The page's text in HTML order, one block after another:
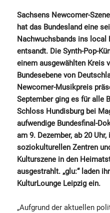
Sachsens Newcomer-
hat das Bundesland eine
Nachwuchsbands ins local
entsandt. Die Synth-Pop-
einem ausgewählten Kreis
Bundesebene von
Newcomer-Musikpreis
September ging es für alle
Schloss Hundisburg bei
aufwendige Bundesfinal-
am 9. Dezember, ab 20
soziokulturellen Zentren
Kulturszene in den
ausgestrahlt. „glu:“ laden
KulturLounge Leipzig ein.
„Aufgrund der aktuellen